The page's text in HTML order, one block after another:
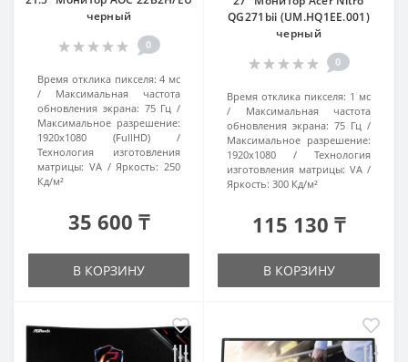
черный
0
Время отклика пикселя: 4 мс
Максимальная частота
обновления экрана: 75 Гц
Максимальное разрешение:
1920x1080 (FullHD)
Технология изготовления
матрицы: VA Яркость: 250
Кд/м²
35 600 ₸
В КОРЗИНУ
QG271bii (UM.HQ1EE.001)
черный
0
Время отклика пикселя: 1 мс
Максимальная частота
обновления экрана: 75 Гц
Максимальное разрешение:
1920x1080
Технология
изготовления матрицы: VA
Яркость: 300 Кд/м²
115 130 ₸
В КОРЗИНУ